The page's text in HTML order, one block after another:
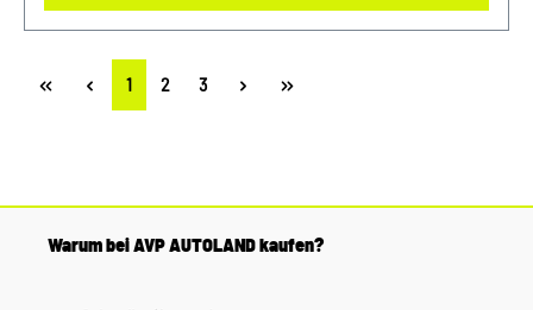
Seite
1 Seite
2 Seite
3
Warum bei AVP AUTOLAND kaufen?